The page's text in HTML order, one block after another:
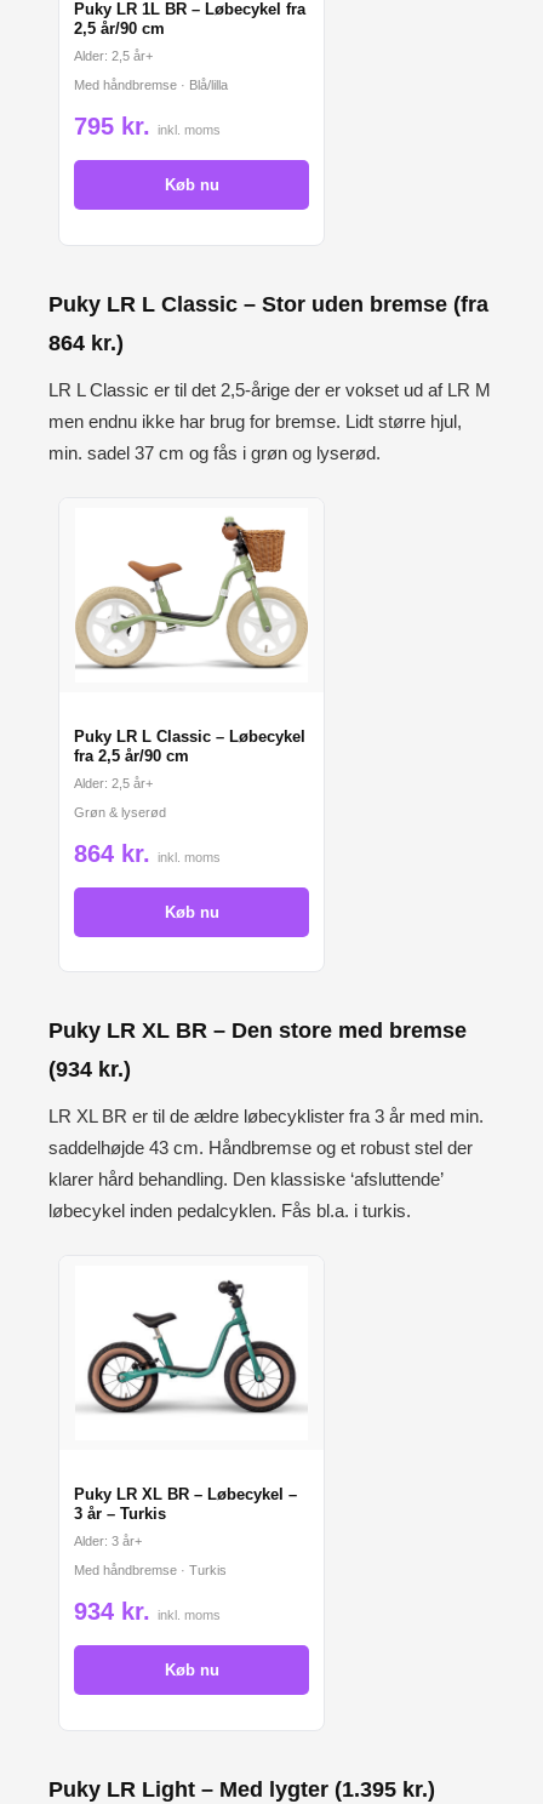
Puky LR 1L BR – Løbecykel fra
2,5 år/90 cm
Alder: 2,5 år+
Med håndbremse · Blå/lilla
795 kr. inkl. moms
Køb nu
Puky LR L Classic – Stor uden bremse (fra
864 kr.)
LR L Classic er til det 2,5-årige der er vokset ud af LR M
men endnu ikke har brug for bremse. Lidt større hjul,
min. sadel 37 cm og fås i grøn og lyserød.
Puky LR L Classic – Løbecykel
fra 2,5 år/90 cm
Alder: 2,5 år+
Grøn & lyserød
864 kr. inkl. moms
Køb nu
Puky LR XL BR – Den store med bremse
(934 kr.)
LR XL BR er til de ældre løbecyklister fra 3 år med min.
saddelhøjde 43 cm. Håndbremse og et robust stel der
klarer hård behandling. Den klassiske ‘afsluttende’
løbecykel inden pedalcyklen. Fås bl.a. i turkis.
Puky LR XL BR – Løbecykel –
3 år – Turkis
Alder: 3 år+
Med håndbremse · Turkis
934 kr. inkl. moms
Køb nu
Puky LR Light – Med lygter (1.395 kr.)